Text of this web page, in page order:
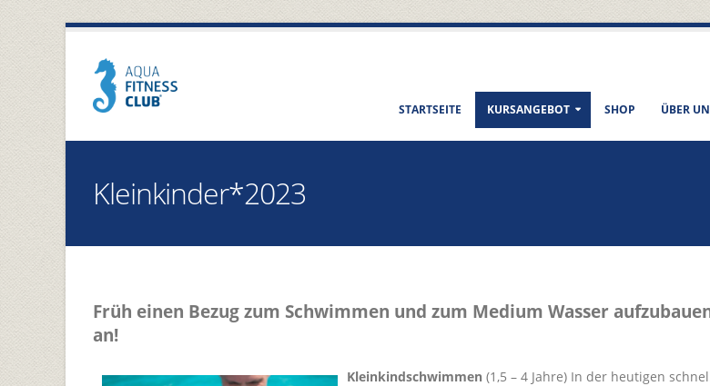
STARTSEITE KURSANGEBOT SHOP ÜBER
Kleinkinder*2023
Früh einen Bezug zum Schwimmen und zum Medium Wasser
an!
Kleinkindschwimmen (1,5 – 4 Jahre) In der heutigen